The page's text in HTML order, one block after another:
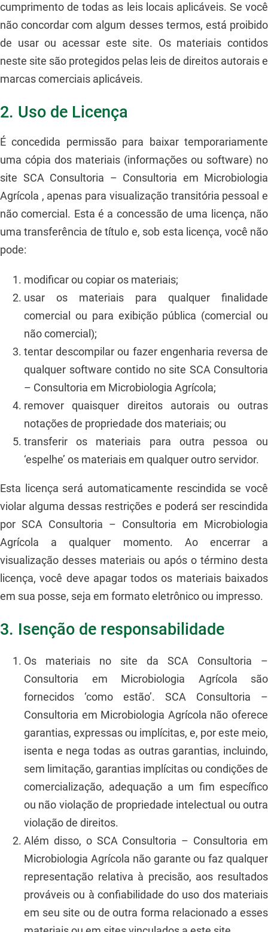
cumprimento de todas as leis locais aplicáveis. Se você
não concordar com algum desses termos, está proibido
de usar ou acessar este site. Os materiais contidos
neste site são protegidos pelas leis de direitos autorais e
marcas comerciais aplicáveis.
2. Uso de Licença
É concedida permissão para baixar temporariamente
uma cópia dos materiais (informações ou software) no
site SCA Consultoria – Consultoria em Microbiologia
Agrícola , apenas para visualização transitória pessoal e
não comercial. Esta é a concessão de uma licença, não
uma transferência de título e, sob esta licença, você não
pode:
modificar ou copiar os materiais;
usar os materiais para qualquer finalidade
comercial ou para exibição pública (comercial ou
não comercial);
tentar descompilar ou fazer engenharia reversa de
qualquer software contido no site SCA Consultoria
– Consultoria em Microbiologia Agrícola;
remover quaisquer direitos autorais ou outras
notações de propriedade dos materiais; ou
transferir os materiais para outra pessoa ou
‘espelhe’ os materiais em qualquer outro servidor.
Esta licença será automaticamente rescindida se você
violar alguma dessas restrições e poderá ser rescindida
por SCA Consultoria – Consultoria em Microbiologia
Agrícola a qualquer momento. Ao encerrar a
visualização desses materiais ou após o término desta
licença, você deve apagar todos os materiais baixados
em sua posse, seja em formato eletrônico ou impresso.
3. Isenção de responsabilidade
Os materiais no site da SCA Consultoria –
Consultoria em Microbiologia Agrícola são
fornecidos ‘como estão’. SCA Consultoria –
Consultoria em Microbiologia Agrícola não oferece
garantias, expressas ou implícitas, e, por este meio,
isenta e nega todas as outras garantias, incluindo,
sem limitação, garantias implícitas ou condições de
comercialização, adequação a um fim específico
ou não violação de propriedade intelectual ou outra
violação de direitos.
Além disso, o SCA Consultoria – Consultoria em
Microbiologia Agrícola não garante ou faz qualquer
representação relativa à precisão, aos resultados
prováveis ​​ou à confiabilidade do uso dos materiais
em seu site ou de outra forma relacionado a esses